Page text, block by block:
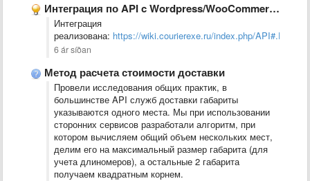
Интеграция по API c Wordpress/WooCommerce
Интеграция
реализована: https://wiki.courierexe.ru/index.php/
6 ár síðan
Метод расчета стоимости доставки
Провели исследования общих практик, в
большинстве API служб доставки габариты
указываются одного места. Мы при использовании
сторонних сервисов разработали алгоритм, при
котором вычисляем общий объем нескольких мест,
делим его на максимальный размер габарита (для
учета длиномеров), а остальные 2 габарита
получаем квадратным корнем.